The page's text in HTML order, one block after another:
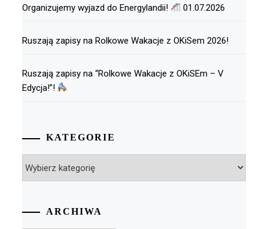
Organizujemy wyjazd do Energylandii! 01.07.2026
Ruszają zapisy na Rolkowe Wakacje z OKiSem 2026!
Ruszają zapisy na “Rolkowe Wakacje z OKiSEm – V
Edycja!”!
KATEGORIE
ARCHIWA